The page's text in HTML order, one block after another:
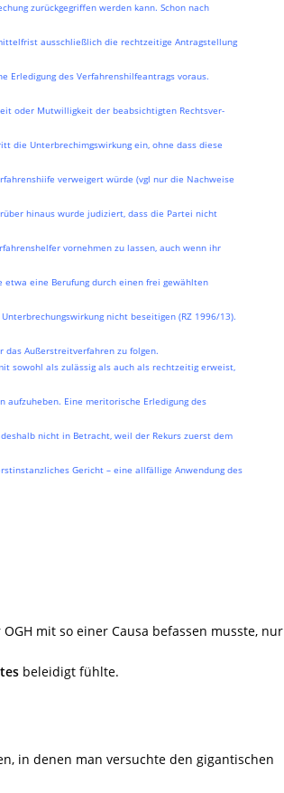
zurückgegriffen werden kann. Schon nach
ausschließlich die rechtzeitige Antragstellung
Erledigung des Verfahrenshilfeantrags voraus.
oder Mutwilligkeit der beabsichtigten Rechtsver-
die Unterbrechimgswirkung ein, ohne dass diese
verweigert würde (vgl nur die Nachweise
hinaus wurde judiziert, dass die Partei nicht
vornehmen zu lassen, auch wenn ihr
etwa eine Berufung durch einen frei gewählten
nicht beseitigen (RZ 1996/13).
das Außerstreitverfahren zu folgen.
sowohl als zulässig als auch als rechtzeitig erweist,
aufzuheben. Eine meritorische Erledigung des
nicht in Betracht, weil der Rekurs zuerst dem
Gericht – eine allfällige Anwendung des
mit so einer Causa befassen musste, nur
beleidigt fühlte.
in denen man versuchte den gigantischen